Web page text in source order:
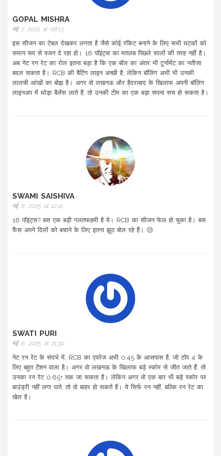
GOPAL MISHRA
मई 7, 2025 at 08:13
इस सीजन का टेबल देखकर लगता है जैसे कोई रॉकेट बनाने के लिए सभी घटकों को
समान रूप से वजन दे रहा हो। 16 पॉइंट्स का मतलब पिछले सालों की तरह नहीं है।
अब नेट रन रेट का रोल इतना बड़ा है कि एक बॉल का अंतर भी टूर्नामेंट का नतीजा
बदल सकता है। RCB की बैटिंग लाइन अच्छी है, लेकिन बॉलिंग अभी भी उनकी
लालची आंखों का बोझ है। अगर वो लखनऊ और हैदराबाद के खिलाफ अपनी बॉलिंग
लाइनअप में थोड़ा बैलेंस लाते हैं, तो उनकी टीम का एक बड़ा सपना सच हो सकता है।
SWAMI SAISHIVA
मई 8, 2025 at 12:41
16 पॉइंट्स? बस एक बड़ी गलतफहमी है ये। RCB का सीजन फेल हो चुका है। बस
फैंस अपने दिलों को बचाने के लिए इतना झूठ बोल रहे हैं। 😒
SWATI PURI
मई 8, 2025 at 21:30
नेट रन रेट के संदर्भ में, RCB का एवरेज अभी 0.45 के आसपास है, जो टॉप 4 के
लिए बहुत टेंशन वाला है। अगर वो लखनऊ के खिलाफ बड़े स्कोर से जीत जाते हैं, तो
उनका रन रेट 0.65+ तक जा सकता है। लेकिन अगर वो एक बार भी बड़े स्कोर पर
बाउंड्री नहीं लगा पाते, तो वो बाहर हो सकते हैं। ये सिर्फ रन नहीं, बल्कि रन रेट का
खेल है।